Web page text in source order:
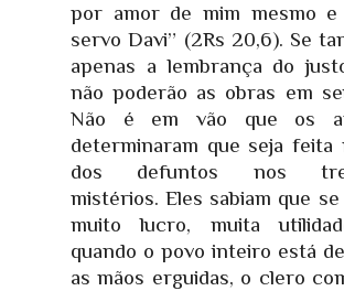
por amor de mim mesmo e
servo Davi” (2Rs 20,6). Se
apenas a lembrança do
não poderão as obras em
Não é em vão que os
determinaram que seja feita
dos defuntos nos
mistérios. Eles sabiam que
muito lucro, muita
quando o povo inteiro está
as mãos erguidas, o clero